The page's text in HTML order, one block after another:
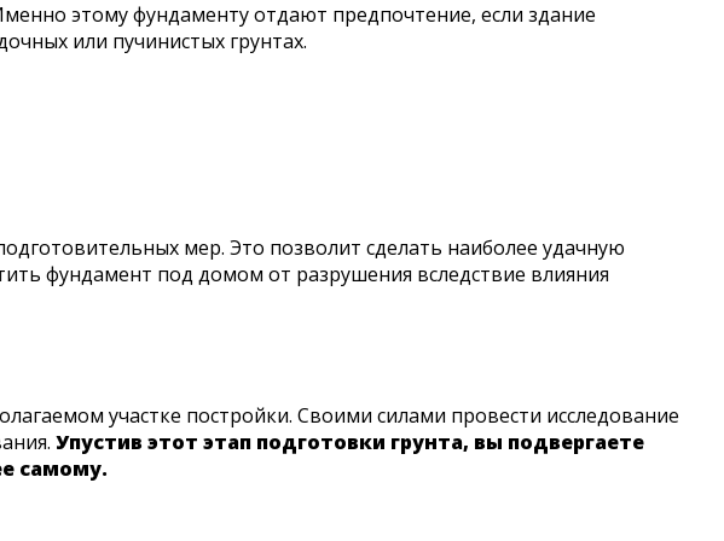
этому фундаменту отдают предпочтение, если здание
или пучинистых грунтах.
мер. Это позволит сделать наиболее удачную
фундамент под домом от разрушения вследствие влияния
участке постройки. Своими силами провести исследование
Упустив этот этап подготовки грунта, вы подвергаете
самому.